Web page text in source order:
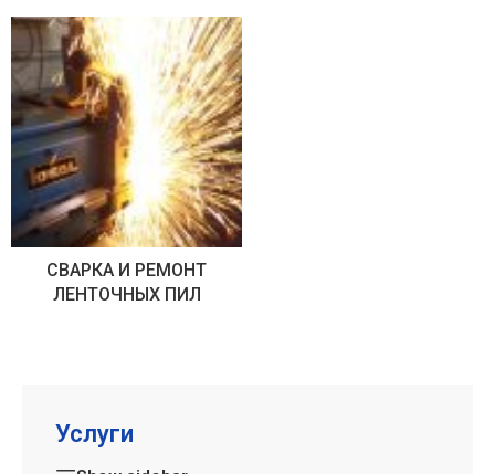
СВАРКА И РЕМОНТ
ЛЕНТОЧНЫХ ПИЛ
Услуги